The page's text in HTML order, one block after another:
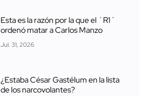
Esta es la razón por la que el ´R1´
ordenó matar a Carlos Manzo
Jul. 31, 2026
¿Estaba César Gastélum en la lista
de los narcovolantes?